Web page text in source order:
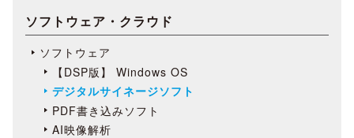
ソフトウェア・クラウド
ソフトウェア
【DSP版】 Windows OS
デジタルサイネージソフト
PDF書き込みソフト
AI映像解析